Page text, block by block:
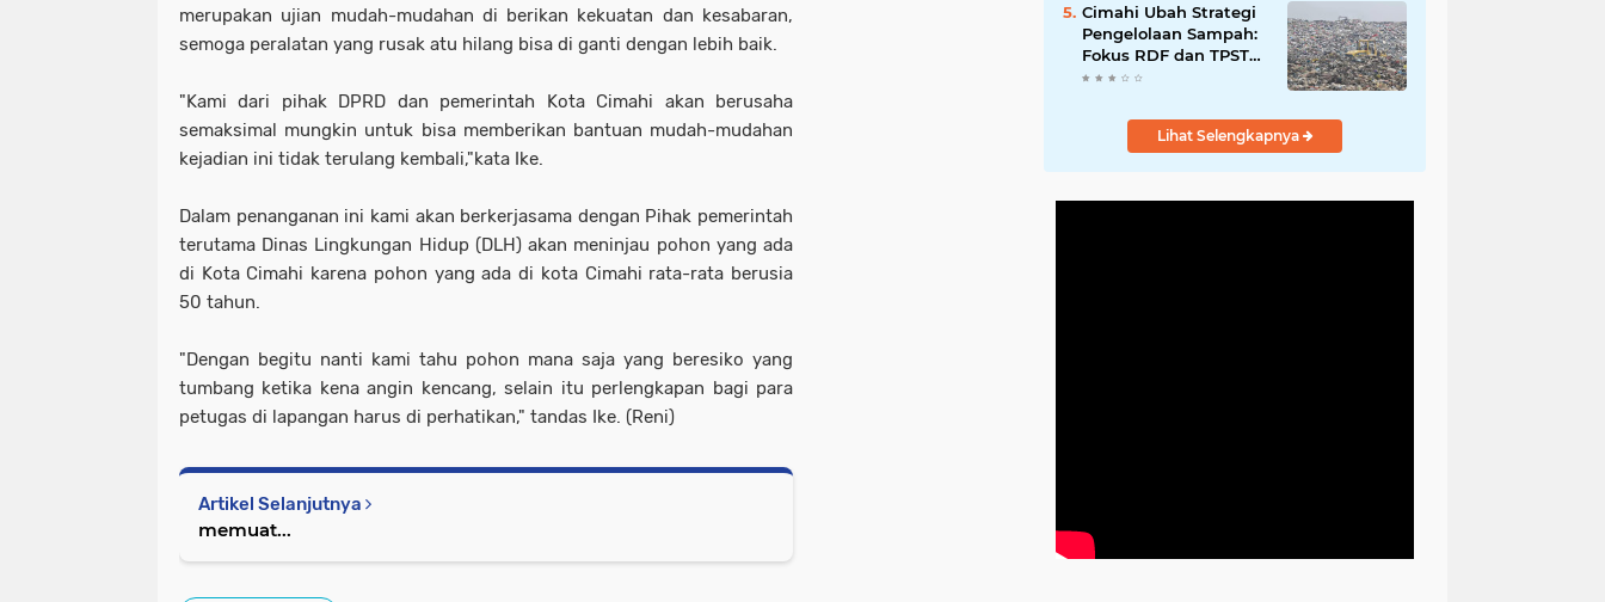
merupakan ujian mudah-mudahan di berikan kekuatan dan kesabaran,
semoga peralatan yang rusak atu hilang bisa di ganti dengan lebih baik.
"Kami dari pihak DPRD dan pemerintah Kota Cimahi akan berusaha
semaksimal mungkin untuk bisa memberikan bantuan mudah-mudahan
kejadian ini tidak terulang kembali,"kata Ike.
Dalam penanganan ini kami akan berkerjasama dengan Pihak pemerintah
terutama Dinas Lingkungan Hidup (DLH) akan meninjau pohon yang ada
di Kota Cimahi karena pohon yang ada di kota Cimahi rata-rata berusia
50 tahun.
"Dengan begitu nanti kami tahu pohon mana saja yang beresiko yang
tumbang ketika kena angin kencang, selain itu perlengkapan bagi para
petugas di lapangan harus di perhatikan," tandas Ike. (Reni)
Artikel Selanjutnya
memuat...
wenang
Cimahi Ubah Strategi
Pengelolaan Sampah:
Fokus RDF dan TPST
untuk Kurangi
Lihat Selengkapnya